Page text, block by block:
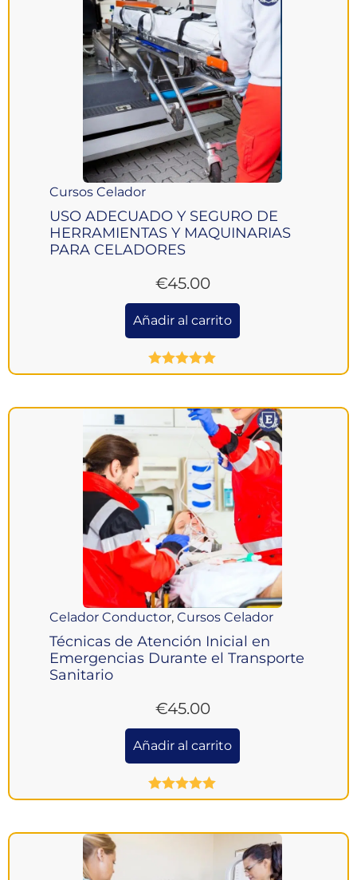
Cursos Celador
USO ADECUADO Y SEGURO DE
HERRAMIENTAS Y MAQUINARIAS
PARA CELADORES
€45.00
Añadir al carrito
Valorado
Celador Conductor, Cursos Celador
Técnicas de Atención Inicial en
Emergencias Durante el Transporte
Sanitario
€45.00
Añadir al carrito
Valorado